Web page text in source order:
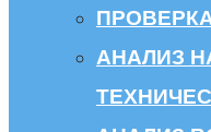
АНАЛИЗ